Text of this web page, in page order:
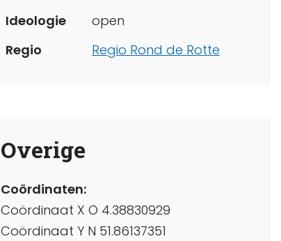
Ideologie
open
Regio
Regio Rond de Rotte
Overige
Coördinaten:
Coördinaat X O 4.38830929
Coördinaat Y N 51.86137351